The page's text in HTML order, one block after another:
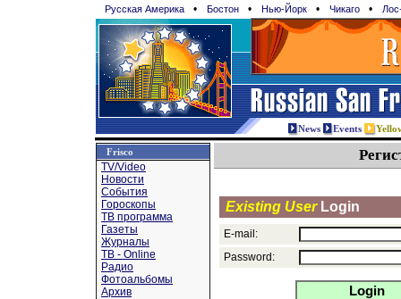
Русская Америка • Бостон • Нью-Йорк • Чикаго •
News Events
Frisco
TV/Video
Новости
События
Гороскопы
TВ программа
Газеты
Журналы
ТВ - Online
Радио
Фотоальбомы
Архив
Existing UserLogin
E-mail:
Password: